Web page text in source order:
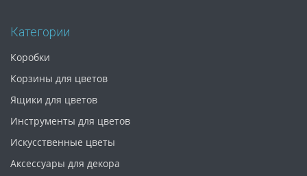
Категории
Коробки
Корзины для цветов
Ящики для цветов
Инструменты для цветов
Искусственные цветы
Аксессуары для декора